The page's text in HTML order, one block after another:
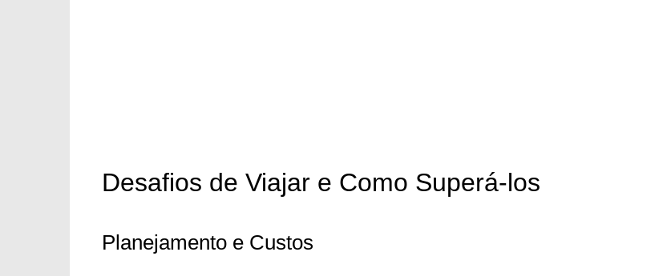
Desafios de Viajar e Como Superá-los
Planejamento e Custos